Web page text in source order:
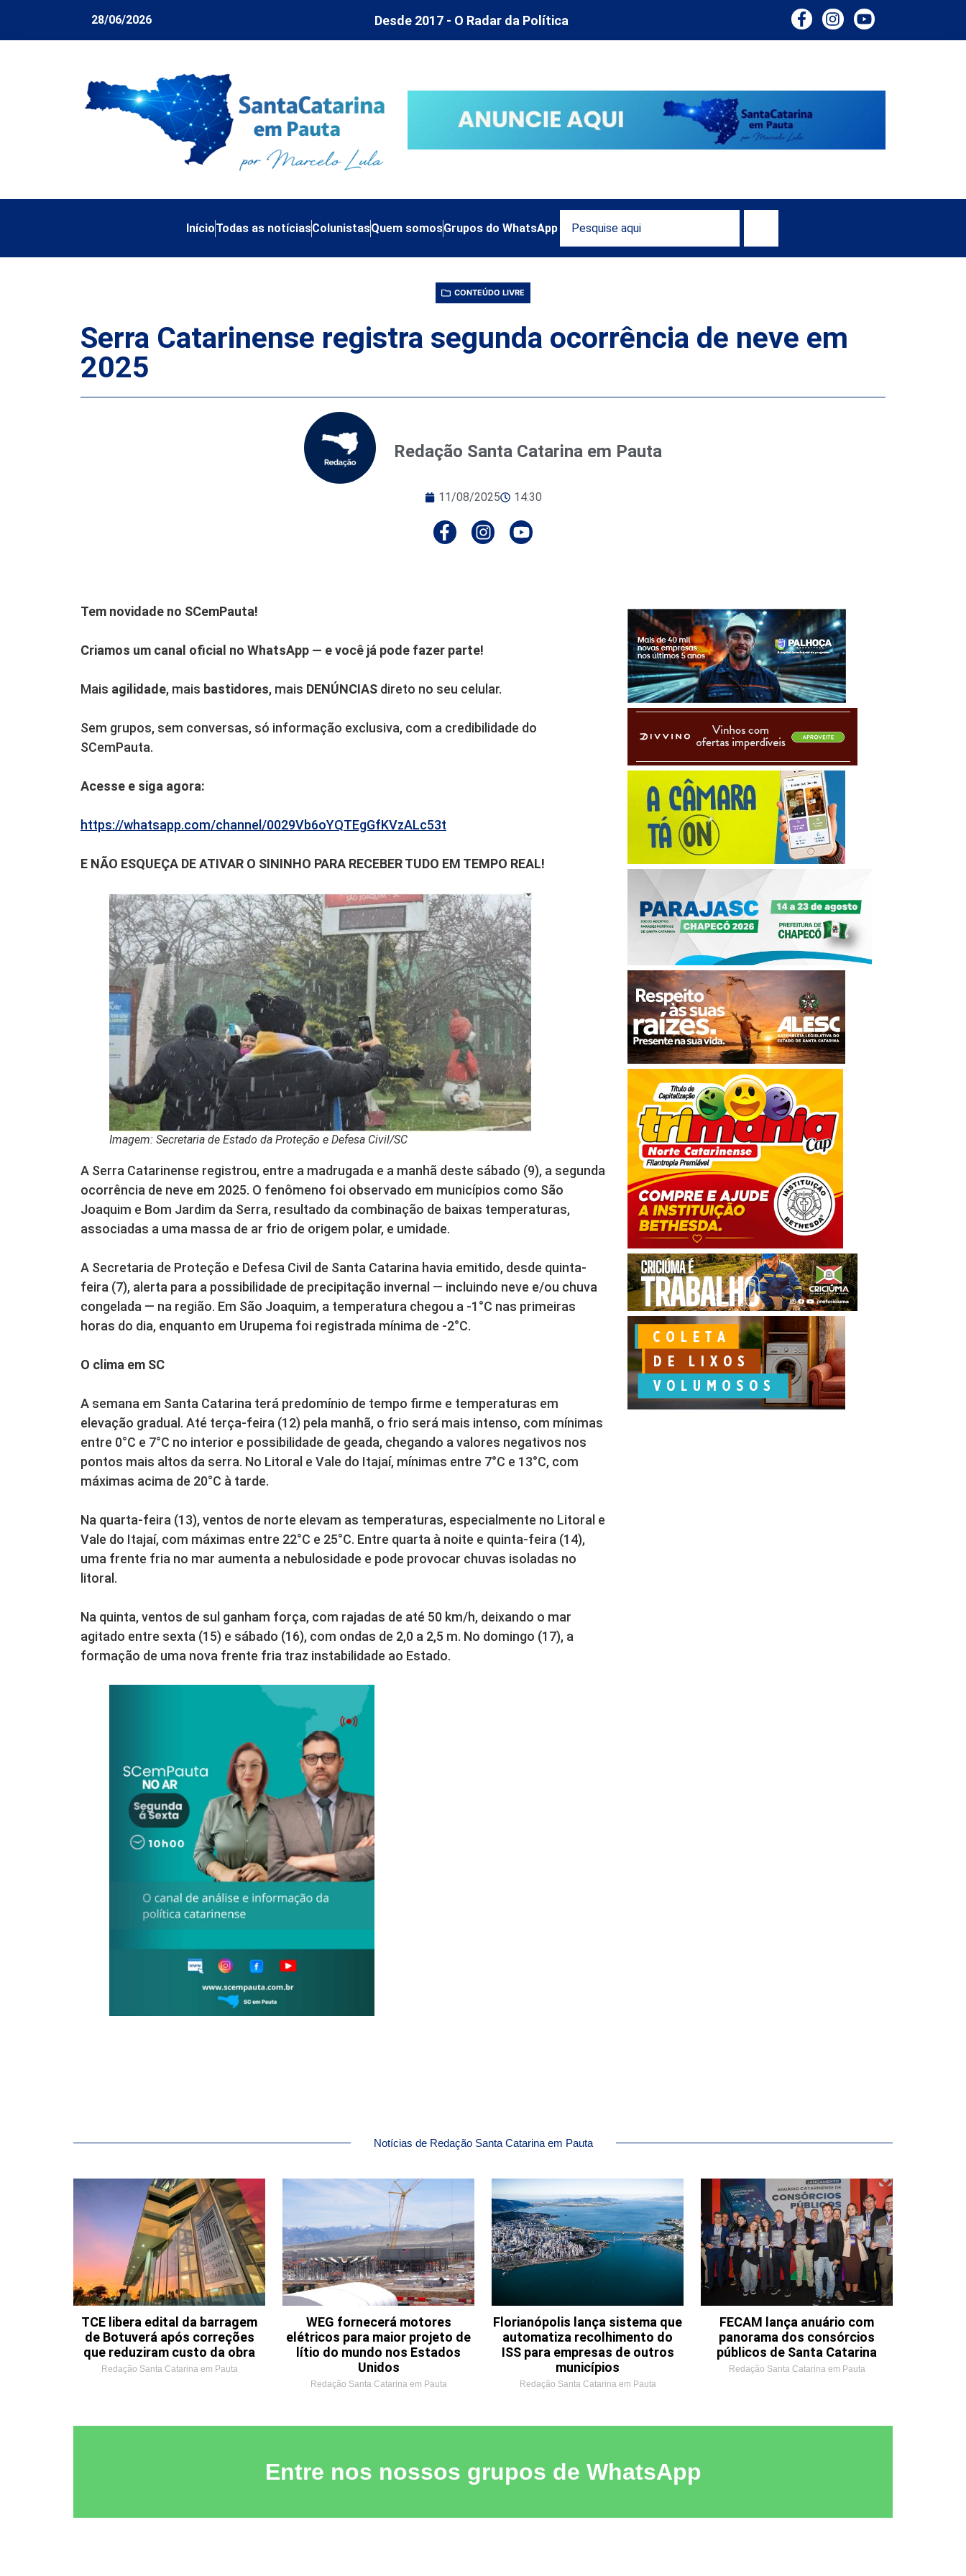
28/06/2026 Desde 2017 - O Radar da Política
InícioTodas as notíciasColunistasQuem somosGrupos do WhatsApp
CONTEÚDO LIVRE
Serra Catarinense registra segunda ocorrência de neve em
2025
Redação Santa Catarina em Pauta
11/08/2025 14:30
Tem novidade no SCemPauta!
Criamos um canal oficial no WhatsApp — e você já pode fazer parte!
Mais agilidade, mais bastidores, mais DENÚNCIAS direto no seu celular.
Sem grupos, sem conversas, só informação exclusiva, com a credibilidade do
SCemPauta.
Acesse e siga agora:
https://whatsapp.com/channel/0029Vb6oYQTEgGfKVzALc53t
E NÃO ESQUEÇA DE ATIVAR O SININHO PARA RECEBER TUDO EM TEMPO REAL!
Imagem: Secretaria de Estado da Proteção e Defesa Civil/SC
A Serra Catarinense registrou, entre a madrugada e a manhã deste sábado (9), a segunda
ocorrência de neve em 2025. O fenômeno foi observado em municípios como São
Joaquim e Bom Jardim da Serra, resultado da combinação de baixas temperaturas,
associadas a uma massa de ar frio de origem polar, e umidade.
A Secretaria de Proteção e Defesa Civil de Santa Catarina havia emitido, desde quinta-
feira (7), alerta para a possibilidade de precipitação invernal — incluindo neve e/ou chuva
congelada — na região. Em São Joaquim, a temperatura chegou a -1°C nas primeiras
horas do dia, enquanto em Urupema foi registrada mínima de -2°C.
O clima em SC
A semana em Santa Catarina terá predomínio de tempo firme e temperaturas em
elevação gradual. Até terça-feira (12) pela manhã, o frio será mais intenso, com mínimas
entre 0°C e 7°C no interior e possibilidade de geada, chegando a valores negativos nos
pontos mais altos da serra. No Litoral e Vale do Itajaí, mínimas entre 7°C e 13°C, com
máximas acima de 20°C à tarde.
Na quarta-feira (13), ventos de norte elevam as temperaturas, especialmente no Litoral e
Vale do Itajaí, com máximas entre 22°C e 25°C. Entre quarta à noite e quinta-feira (14),
uma frente fria no mar aumenta a nebulosidade e pode provocar chuvas isoladas no
litoral.
Na quinta, ventos de sul ganham força, com rajadas de até 50 km/h, deixando o mar
agitado entre sexta (15) e sábado (16), com ondas de 2,0 a 2,5 m. No domingo (17), a
formação de uma nova frente fria traz instabilidade ao Estado.
Notícias de Redação Santa Catarina em Pauta
TCE libera edital da barragem
de Botuverá após correções
que reduziram custo da obra
Redação Santa Catarina em Pauta
WEG fornecerá motores
elétricos para maior projeto de
lítio do mundo nos Estados
Unidos
Redação Santa Catarina em Pauta
Florianópolis lança sistema que
automatiza recolhimento do
ISS para empresas de outros
municípios
Redação Santa Catarina em Pauta
FECAM lança anuário com
panorama dos consórcios
públicos de Santa Catarina
Redação Santa Catarina em Pauta
Entre nos nossos grupos de WhatsApp